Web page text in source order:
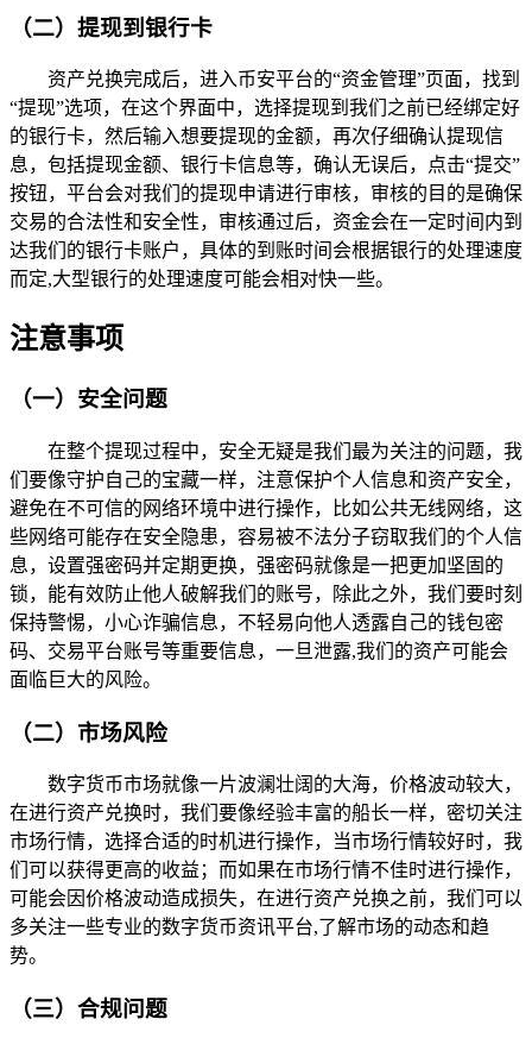
（二）提现到银行卡
资产兑换完成后，进入币安平台的“资金管理”页面，找到
“提现”选项，在这个界面中，选择提现到我们之前已经绑定好
的银行卡，然后输入想要提现的金额，再次仔细确认提现信
息，包括提现金额、银行卡信息等，确认无误后，点击“提交”
按钮，平台会对我们的提现申请进行审核，审核的目的是确保
交易的合法性和安全性，审核通过后，资金会在一定时间内到
达我们的银行卡账户，具体的到账时间会根据银行的处理速度
而定,大型银行的处理速度可能会相对快一些。
注意事项
（一）安全问题
在整个提现过程中，安全无疑是我们最为关注的问题，我
们要像守护自己的宝藏一样，注意保护个人信息和资产安全，
避免在不可信的网络环境中进行操作，比如公共无线网络，这
些网络可能存在安全隐患，容易被不法分子窃取我们的个人信
息，设置强密码并定期更换，强密码就像是一把更加坚固的
锁，能有效防止他人破解我们的账号，除此之外，我们要时刻
保持警惕，小心诈骗信息，不轻易向他人透露自己的钱包密
码、交易平台账号等重要信息，一旦泄露,我们的资产可能会
面临巨大的风险。
（二）市场风险
数字货币市场就像一片波澜壮阔的大海，价格波动较大，
在进行资产兑换时，我们要像经验丰富的船长一样，密切关注
市场行情，选择合适的时机进行操作，当市场行情较好时，我
们可以获得更高的收益；而如果在市场行情不佳时进行操作，
可能会因价格波动造成损失，在进行资产兑换之前，我们可以
多关注一些专业的数字货币资讯平台,了解市场的动态和趋
势。
（三）合规问题